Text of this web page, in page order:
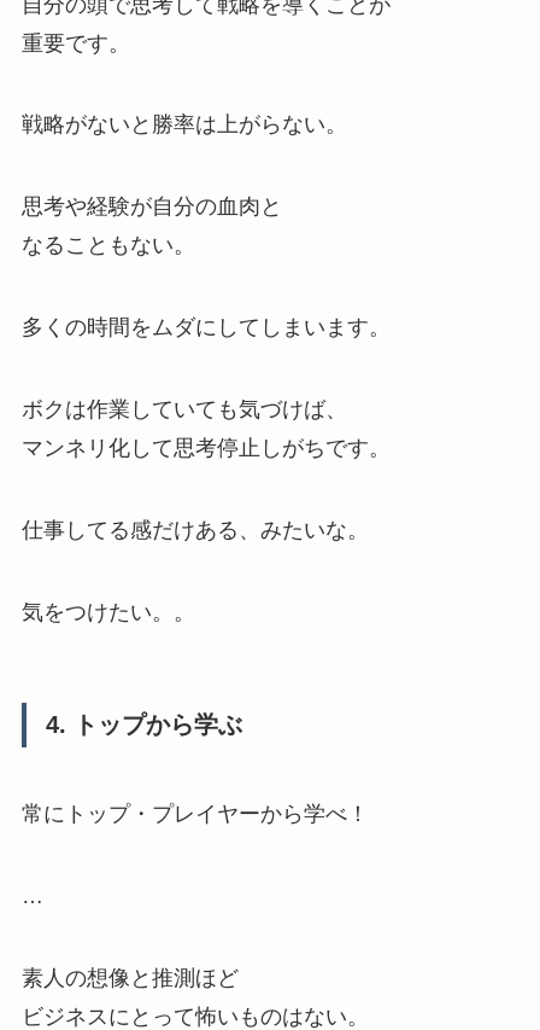
重要です。
戦略がないと勝率は上がらない。
思考や経験が自分の血肉と
なることもない。
多くの時間をムダにしてしまいます。
ボクは作業していても気づけば、
マンネリ化して思考停止しがちです。
仕事してる感だけある、みたいな。
気をつけたい。。
4. トップから学ぶ
常にトップ・プレイヤーから学べ！
…
素人の想像と推測ほど
ビジネスにとって怖いものはない。